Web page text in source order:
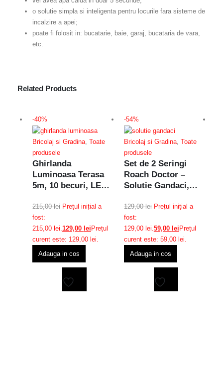
o solutie simpla si inteligenta pentru locurile fara sisteme de
incalzire a apei;
poate fi folosit in: bucatarie, baie, garaj, bucataria de vara,
etc.
Related Products
-40%
Bricolaj si Gradina, Toate
produsele
Ghirlanda
Luminoasa Terasa
5m, 10 becuri, LED,
Luminoasa,
Protectie IP65,
Impermeabila cu
priza
215,00lei Prețul inițial a
fost:
215,00 lei. 129,00 leiPrețul
curent este: 129,00 lei.
Adauga in cos
-54%
Bricolaj si Gradina, Toate
produsele
Set de 2 Seringi
Roach Doctor –
Solutie Gandaci,
Efiecienta
129,00lei Prețul inițial a
fost:
129,00 lei. 59,00 leiPrețul
curent este: 59,00 lei.
Adauga in cos